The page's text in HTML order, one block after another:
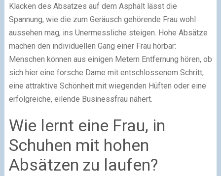
Klacken des Absatzes auf dem Asphalt lässt die
Spannung, wie die zum Geräusch gehörende Frau wohl
aussehen mag, ins Unermessliche steigen. Hohe Absätze
machen den individuellen Gang einer Frau hörbar:
Menschen können aus einigen Metern Entfernung hören, ob
sich hier eine forsche Dame mit entschlossenem Schritt,
eine attraktive Schönheit mit wiegenden Hüften oder eine
erfolgreiche, eilende Businessfrau nähert.
Wie lernt eine Frau, in
Schuhen mit hohen
Absätzen zu laufen?